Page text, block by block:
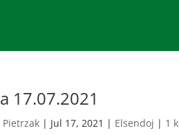
17.07.2021
| Jul 17, 2021 | Elsendoj | 1